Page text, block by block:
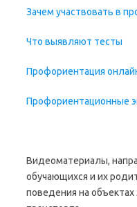
Зачем участвовать в
Что выявляют тесты
Профориентация
Профориентационные
Видеоматериалы,
обучающихся и их
поведения на